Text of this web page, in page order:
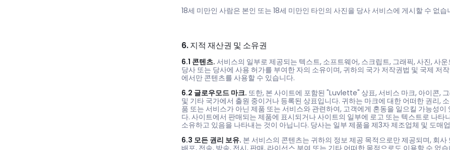
18세 미만인 사람은 본인 또는 18세 미만인 타인의 사진을 당사 서비스에 게시할 수 없습
6. 지적 재산권 및 소유권
6.1 콘텐츠. 서비스의 일부로 제공되는 텍스트, 소프트웨어, 스크립트, 그래픽, 사진, 사
당사 또는 당사에 사용 허가를 부여한 자의 소유이며, 귀하의 국가 저작권법 및 국제
에서만 콘텐츠를 사용할 수 있습니다.
6.2 글로우모드 마크. 또한, 본 사이트에 포함된 "Luvlette" 상표, 서비스 마크, 아이콘,
및 기타 국가에서 출원 중이거나 등록된 상표입니다. 귀하는 마크에 대한 어떠한 권리
품 또는 서비스가 아닌 제품 또는 서비스와 관련하여, 고객에게 혼동을 일으킬 가능성
다. 사이트에서 판매되는 제품에 표시되거나 사이트의 일부에 로고 또는 텍스트로 나
소유하고 있음을 나타내는 것이 아닙니다. 당사는 일부 제품을 제3자 제조업체 및 도매
6.3 모든 권리 보유. 본 서비스의 콘텐츠는 귀하의 정보 제공 목적으로만 제공되며, 회
배포, 전송, 방송, 전시, 판매, 라이선스 부여 또는 기타 어떠한 목적으로도 이용할 수